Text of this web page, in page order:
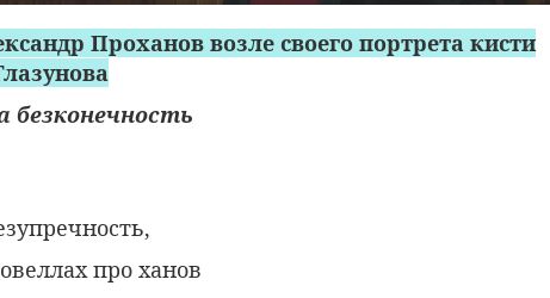
Проханов возле своего портрета кисти
про ханов